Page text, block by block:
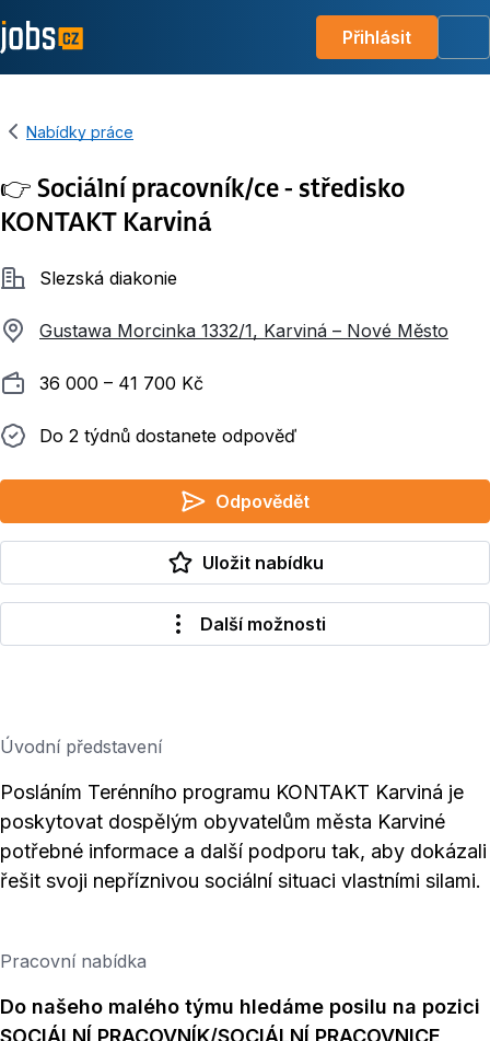
Přihlásit
Nabídky práce
👉 Sociální pracovník/ce - středisko
KONTAKT Karviná
SpolečnostSlezská diakonie
Gustawa Morcinka 1332/1, Karviná – Nové Město
Plat 36 000 ‍–‍ 41 700 Kč
Do 2 týdnů dostanete odpověď
Do 2 týdnů dostanete odpověď
Odpovědět
Uložit nabídku
Další možnosti
Úvodní představení
Posláním Terénního programu KONTAKT Karviná je
poskytovat dospělým obyvatelům města Karviné
potřebné informace a další podporu tak, aby dokázali
řešit svoji nepříznivou sociální situaci vlastními silami.
Pracovní nabídka
Do našeho malého týmu hledáme posilu na pozici
SOCIÁLNÍ PRACOVNÍK/SOCIÁLNÍ PRACOVNICE